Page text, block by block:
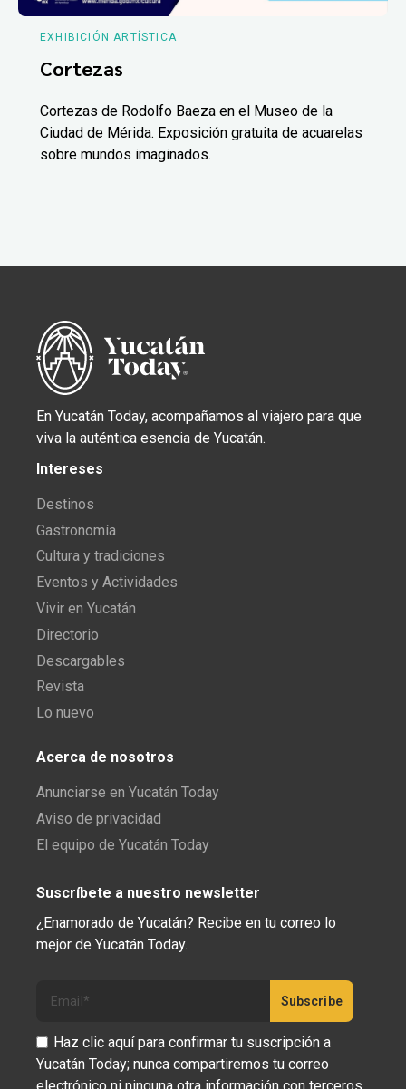
EXHIBICIÓN ARTÍSTICA
Cortezas
Cortezas de Rodolfo Baeza en el Museo de la
Ciudad de Mérida. Exposición gratuita de acuarelas
sobre mundos imaginados.
En Yucatán Today, acompañamos al viajero para que
viva la auténtica esencia de Yucatán.
Intereses
Destinos
Gastronomía
Cultura y tradiciones
Eventos y Actividades
Vivir en Yucatán
Directorio
Descargables
Revista
Lo nuevo
Acerca de nosotros
Anunciarse en Yucatán Today
Aviso de privacidad
El equipo de Yucatán Today
Suscríbete a nuestro newsletter
¿Enamorado de Yucatán? Recibe en tu correo lo
mejor de Yucatán Today.
Haz clic aquí para confirmar tu suscripción a
Yucatán Today; nunca compartiremos tu correo